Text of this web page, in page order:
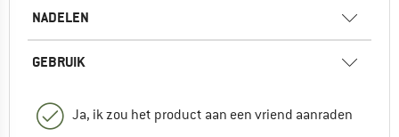
NADELEN
GEBRUIK
Ja, ik zou het product aan een vriend aanraden